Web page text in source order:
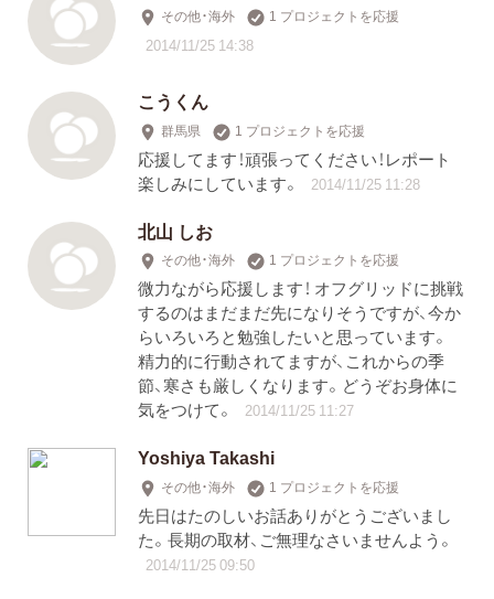
その他・海外 1 プロジェクトを応援
2014/11/25 14:38
こうくん
群馬県 1 プロジェクトを応援
応援してます！頑張ってください！レポート
楽しみにしています。
2014/11/25 11:28
北山 しお
その他・海外 1 プロジェクトを応援
微力ながら応援します！ オフグリッドに挑戦
するのはまだまだ先になりそうですが、今か
らいろいろと勉強したいと思っています。
精力的に行動されてますが、これからの季
節、寒さも厳しくなります。どうぞお身体に
気をつけて。
2014/11/25 11:27
Yoshiya Takashi
その他・海外 1 プロジェクトを応援
先日はたのしいお話ありがとうございまし
た。長期の取材、ご無理なさいませんよう。
2014/11/25 09:50